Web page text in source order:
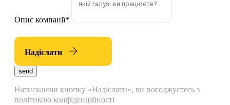
Опис компанії*
Надіслати
send
Натискаючи кнопку «Надіслати», ви погоджуєтесь з
політикою конфіденційності